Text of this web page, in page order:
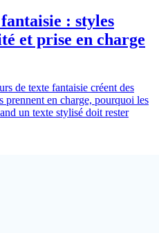
: styles
et prise en charge
de texte fantaisie créent des
prennent en charge, pourquoi les
un texte stylisé doit rester